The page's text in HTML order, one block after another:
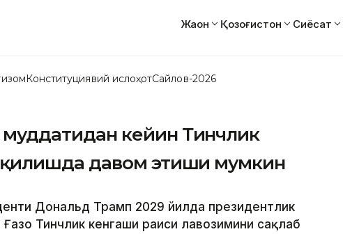
Жаҳон Қозоғистон Сиёсат
Конституциявий ислоҳотСайлов-2026
кейин Тинчлик
қилишда давом этиши мумкин
Дональд Трамп 2029 йилда президентлик
Тинчлик кенгаши раиси лавозимини сақлаб